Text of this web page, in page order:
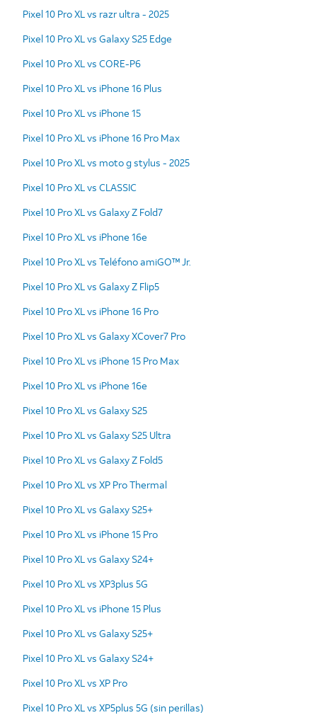
Pixel 10 Pro XL vs razr ultra - 2025
Pixel 10 Pro XL vs Galaxy S25 Edge
Pixel 10 Pro XL vs CORE-P6
Pixel 10 Pro XL vs iPhone 16 Plus
Pixel 10 Pro XL vs iPhone 15
Pixel 10 Pro XL vs iPhone 16 Pro Max
Pixel 10 Pro XL vs moto g stylus - 2025
Pixel 10 Pro XL vs CLASSIC
Pixel 10 Pro XL vs Galaxy Z Fold7
Pixel 10 Pro XL vs iPhone 16e
Pixel 10 Pro XL vs Teléfono amiGO™ Jr.
Pixel 10 Pro XL vs Galaxy Z Flip5
Pixel 10 Pro XL vs iPhone 16 Pro
Pixel 10 Pro XL vs Galaxy XCover7 Pro
Pixel 10 Pro XL vs iPhone 15 Pro Max
Pixel 10 Pro XL vs iPhone 16e
Pixel 10 Pro XL vs Galaxy S25
Pixel 10 Pro XL vs Galaxy S25 Ultra
Pixel 10 Pro XL vs Galaxy Z Fold5
Pixel 10 Pro XL vs XP Pro Thermal
Pixel 10 Pro XL vs Galaxy S25+
Pixel 10 Pro XL vs iPhone 15 Pro
Pixel 10 Pro XL vs Galaxy S24+
Pixel 10 Pro XL vs XP3plus 5G
Pixel 10 Pro XL vs iPhone 15 Plus
Pixel 10 Pro XL vs Galaxy S25+
Pixel 10 Pro XL vs Galaxy S24+
Pixel 10 Pro XL vs XP Pro
Pixel 10 Pro XL vs XP5plus 5G (sin perillas)